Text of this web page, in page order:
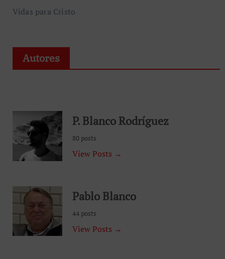
Vidas para Cristo
Autores
P. Blanco Rodríguez
80 posts
View Posts →
Pablo Blanco
44 posts
View Posts →